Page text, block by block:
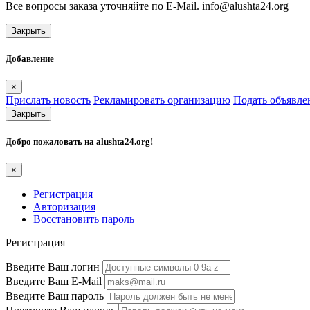
Все вопросы заказа уточняйте по E-Mail. info@alushta24.org
Закрыть
Добавление
×
Прислать новость Рекламировать организацию Подать
Закрыть
Добро пожаловать на alushta24.org!
×
Регистрация
Авторизация
Восстановить пароль
Регистрация
Введите Ваш логин
Введите Ваш E-Mail
Введите Ваш пароль